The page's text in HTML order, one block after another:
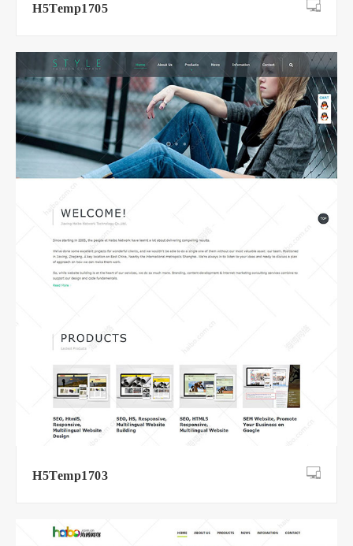
H5Temp1705
H5Temp1703